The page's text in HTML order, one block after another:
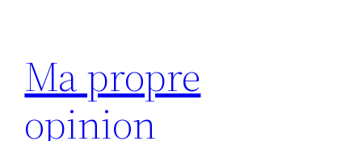
contenu
Ma propre
opinion